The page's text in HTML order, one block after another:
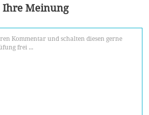
Ihre Meinung